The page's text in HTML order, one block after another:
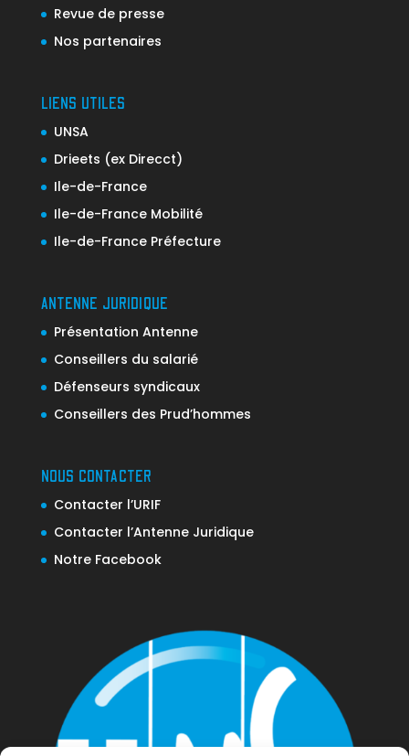
Revue de presse
Nos partenaires
LIENS UTILES
UNSA
Drieets (ex Direcct)
Ile-de-France
Ile-de-France Mobilité
Ile-de-France Préfecture
ANTENNE JURIDIQUE
Présentation Antenne
Conseillers du salarié
Défenseurs syndicaux
Conseillers des Prud’hommes
NOUS CONTACTER
Contacter l’URIF
Contacter l’Antenne Juridique
Notre Facebook